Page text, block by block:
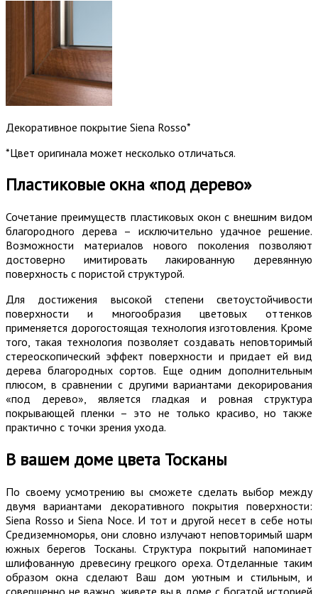
Декоративное покрытие Siena Rosso*
*Цвет оригинала может несколько отличаться.
Пластиковые окна «под дерево»
Сочетание преимуществ пластиковых окон с внешним видом
благородного дерева – исключительно удачное решение.
Возможности материалов нового поколения позволяют
достоверно имитировать лакированную деревянную
поверхность с пористой структурой.
Для достижения высокой степени светоустойчивости
поверхности и многообразия цветовых оттенков
применяется дорогостоящая технология изготовления. Кроме
того, такая технология позволяет создавать неповторимый
стереоскопический эффект поверхности и придает ей вид
дерева благородных сортов. Еще одним дополнительным
плюсом, в сравнении с другими вариантами декорирования
«под дерево», является гладкая и ровная структура
покрывающей пленки – это не только красиво, но также
практично с точки зрения ухода.
В вашем доме цвета Тосканы
По своему усмотрению вы сможете сделать выбор между
двумя вариантами декоративного покрытия поверхности:
Siena Rosso и Siena Noce. И тот и другой несет в себе ноты
Средиземноморья, они словно излучают неповторимый шарм
южных берегов Тосканы. Структура покрытий напоминает
шлифованную древесину грецкого ореха. Отделанные таким
образом окна сделают Ваш дом уютным и стильным, и